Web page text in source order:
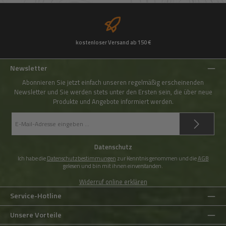
kostenloser Versand ab 150 €
Newsletter
Abonnieren Sie jetzt einfach unseren regelmäßig erscheinenden
Newsletter und Sie werden stets unter den Ersten sein, die über neue
Produkte und Angebote informiert werden.
Mail-
Datenschutz
Ich habe dieDatenschutzbestimmungen zur Kenntnis genommen und dieAGB
gelesen und bin mit ihnen einverstanden.
Widerruf online erklären
Service-Hotline
Unsere Vorteile